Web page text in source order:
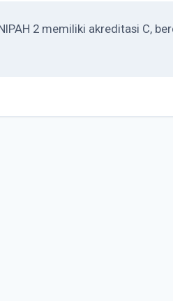
2 memiliki akreditasi C,